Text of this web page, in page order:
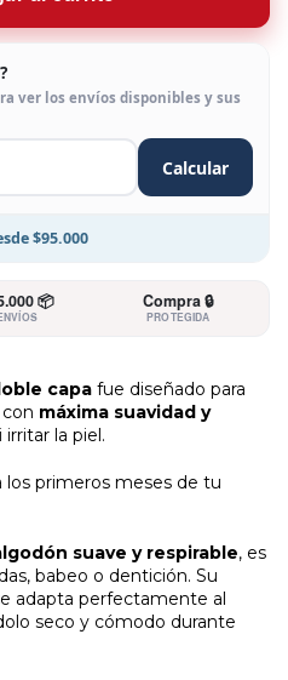
ver los envíos disponibles y sus
Calcular
$95.000
📦 Compra 🔒
PROTEGIDA
capa fue diseñado para
máxima suavidad y
la piel.
los primeros meses de tu
suave y respirable, es
babeo o dentición. Su
adapta perfectamente al
seco y cómodo durante